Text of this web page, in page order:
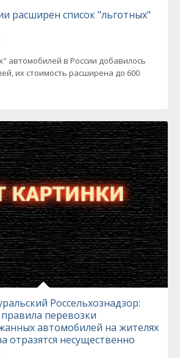
расширен список "льготных"
автомобилей в России добавилось
их стоимость расширена до 600
Россельхознадзор:
перевозки
автомобилей на жителях
отразятся несущественно